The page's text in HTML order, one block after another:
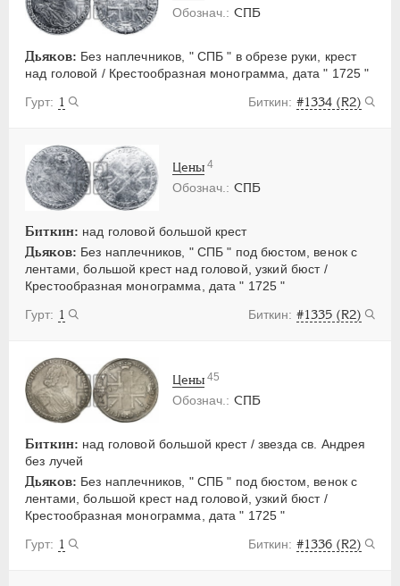
СПБ
Дьяков: Без наплечников, " СПБ " в обрезе руки, крест
над головой / Крестообразная монограмма, дата " 1725 "
1
#1334 (R2)
СПБ
Биткин: над головой большой крест
Дьяков: Без наплечников, " СПБ " под бюстом, венок с
лентами, большой крест над головой, узкий бюст /
Крестообразная монограмма, дата " 1725 "
1
#1335 (R2)
Цены 4
СПБ
Биткин: над головой большой крест / звезда св. Андрея
без лучей
Дьяков: Без наплечников, " СПБ " под бюстом, венок с
лентами, большой крест над головой, узкий бюст /
Крестообразная монограмма, дата " 1725 "
1
#1336 (R2)
Цены 45